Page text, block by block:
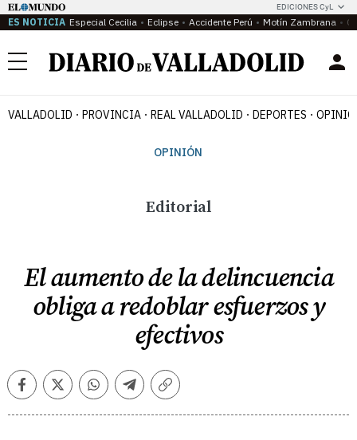
EDICIONES CyL
ES NOTICIA Especial Cecilia Eclipse Accidente Perú Motín Zambrana
Menú
VALLADOLID PROVINCIA REAL VALLADOLID DEPORTES
OPINIÓN
Editorial
El aumento de la delincuencia
obliga a redoblar esfuerzos y
efectivos
FacebookTwitterWhatsappTelegramCopiar